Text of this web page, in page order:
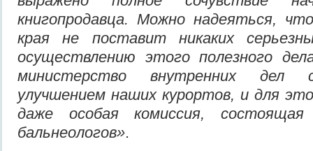
книгопродавца. Можно надеяться,
края не поставит никаких
осуществлению этого полезного
министерство внутренних дел
улучшением наших курортов, и для
даже особая комиссия, состоящая
бальнеологов».